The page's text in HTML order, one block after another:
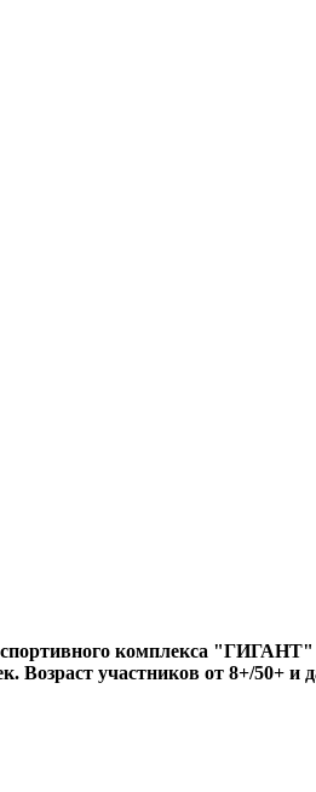
спортивного комплекса
Возраст участников от 8+/50+